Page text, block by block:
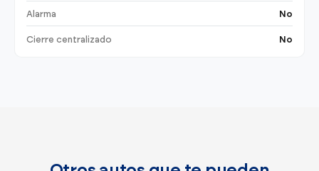
Alarma No
Cierre centralizado No